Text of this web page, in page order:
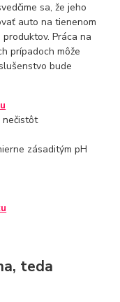
sa, že jeho
auto na tienenom
Práca na
prípadoch môže
bude
nečistôt
zásaditým pH
teda